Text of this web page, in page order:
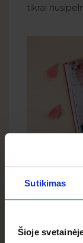
Sutikimas
Šioje
tikrai